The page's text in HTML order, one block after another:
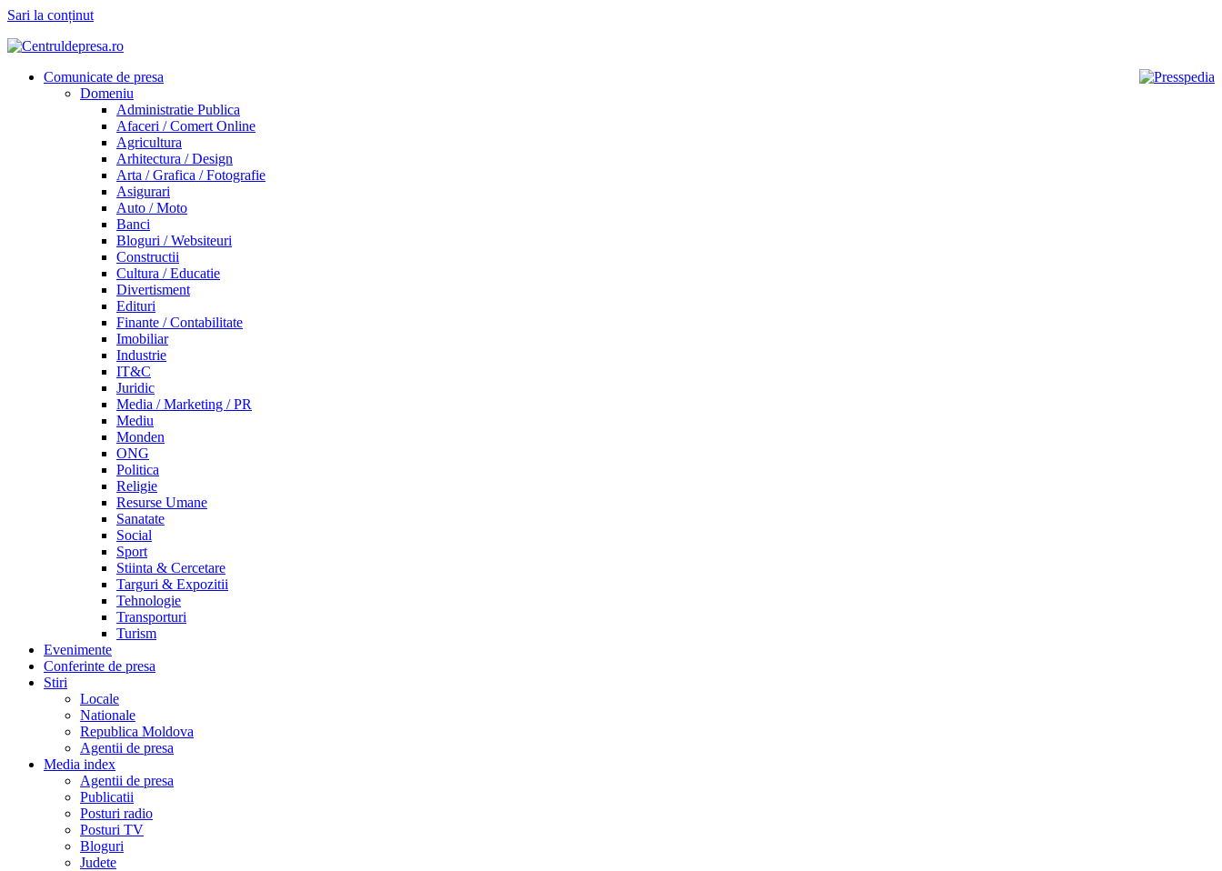
Sari la conținut
Comunicate de presa
Domeniu
Administratie Publica
Afaceri / Comert Online
Agricultura
Arhitectura / Design
Arta / Grafica / Fotografie
Asigurari
Auto / Moto
Banci
Bloguri / Websiteuri
Constructii
Cultura / Educatie
Divertisment
Edituri
Finante / Contabilitate
Imobiliar
Industrie
IT&C
Juridic
Media / Marketing / PR
Mediu
Monden
ONG
Politica
Religie
Resurse Umane
Sanatate
Social
Sport
Stiinta & Cercetare
Targuri & Expozitii
Tehnologie
Transporturi
Turism
Evenimente
Conferinte de presa
Stiri
Locale
Nationale
Republica Moldova
Agentii de presa
Media index
Agentii de presa
Publicatii
Posturi radio
Posturi TV
Bloguri
Judete